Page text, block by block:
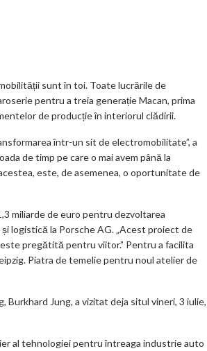
sunt în toi. Toate lucrările de
pentru a treia generație Macan, prima
de producție în interiorul clădirii.
într-un sit de electromobilitate”, a
de timp pe care o mai avem până la
este, de asemenea, o oportunitate de
miliarde de euro pentru dezvoltarea
logistică la Porsche AG. „Acest proiect de
pregătită pentru viitor.” Pentru a facilita
Piatra de temelie pentru noul atelier de
Burkhard Jung, a vizitat deja situl vineri, 3 iulie,
al tehnologiei pentru întreaga industrie auto